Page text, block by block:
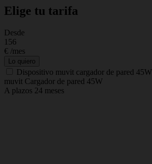
Elige tu tarifa
Desde
156
€ /mes
Lo quiero
Dispositivo muvit cargador de pared 45W
muvit Cargador de pared 45W
A plazos 24 meses